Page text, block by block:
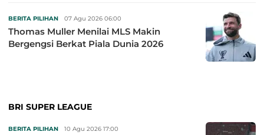
BERITA PILIHAN 07 Agu 2026 06:00
Thomas Muller Menilai MLS Makin
Bergengsi Berkat Piala Dunia 2026
BRI SUPER LEAGUE
BERITA PILIHAN 10 Agu 2026 17:00